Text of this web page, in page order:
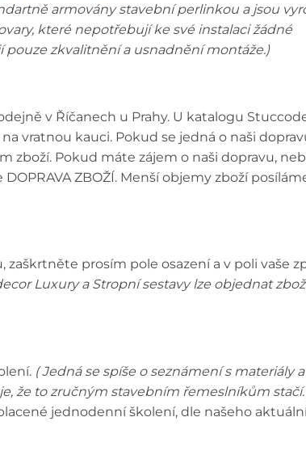
armovány stavební perlinkou a jsou
které nepotřebují ke své instalaci žádné
zkvalitnění a usnadnění montáže.)
v Říčanech u Prahy. U katalogu
vratnou kauci. Pokud se jedná o naši
zboží. Pokud máte zájem o naši dopravu,
ZBOŽÍ. Menší objemy zboží
prosím pole osazení a v poli vaše
Luxury a Stropní sestavy lze objednat
( Jedná se spíše o seznámení s materiály
že to zručným stavebním řemeslníkům stačí.
jednodenní školení, dle našeho